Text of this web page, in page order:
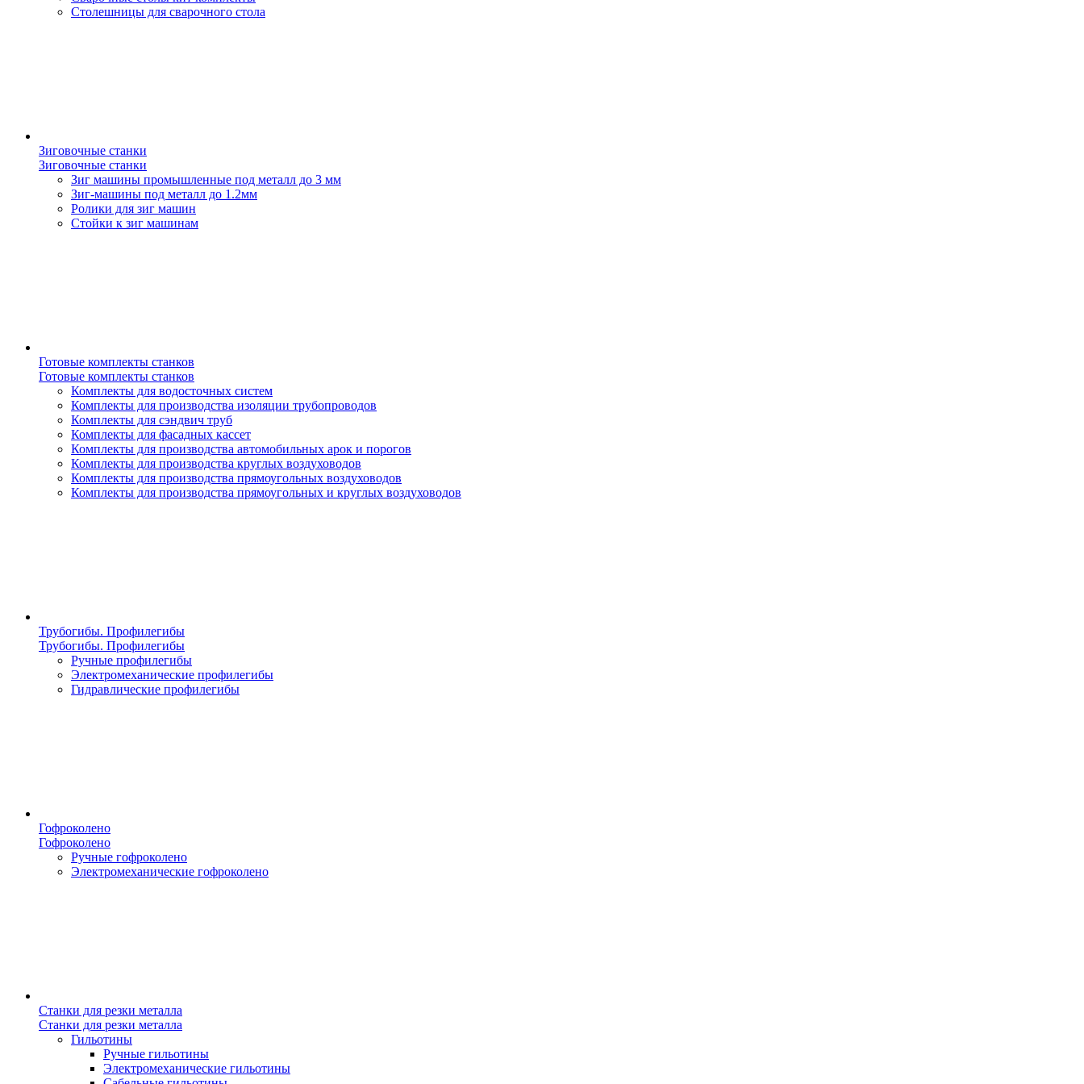
Столешницы для сварочного стола
Зиговочные станки
Зиговочные станки
Зиг машины промышленные под металл до 3 мм
Зиг-машины под металл до 1.2мм
Ролики для зиг машин
Стойки к зиг машинам
Готовые комплекты станков
Готовые комплекты станков
Комплекты для водосточных систем
Комплекты для производства изоляции трубопроводов
Комплекты для сэндвич труб
Комплекты для фасадных кассет
Комплекты для производства автомобильных арок и порогов
Комплекты для производства круглых воздуховодов
Комплекты для производства прямоугольных воздуховодов
Комплекты для производства прямоугольных и круглых воздуховодов
Трубогибы. Профилегибы
Трубогибы. Профилегибы
Ручные профилегибы
Электромеханические профилегибы
Гидравлические профилегибы
Гофроколено
Гофроколено
Ручные гофроколено
Электромеханические гофроколено
Станки для резки металла
Станки для резки металла
Гильотины
Ручные гильотины
Электромеханические гильотины